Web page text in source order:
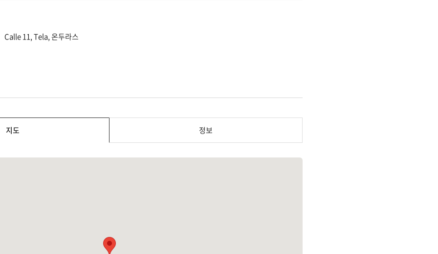
Calle 11, Tela, 온두라스
지도 정보